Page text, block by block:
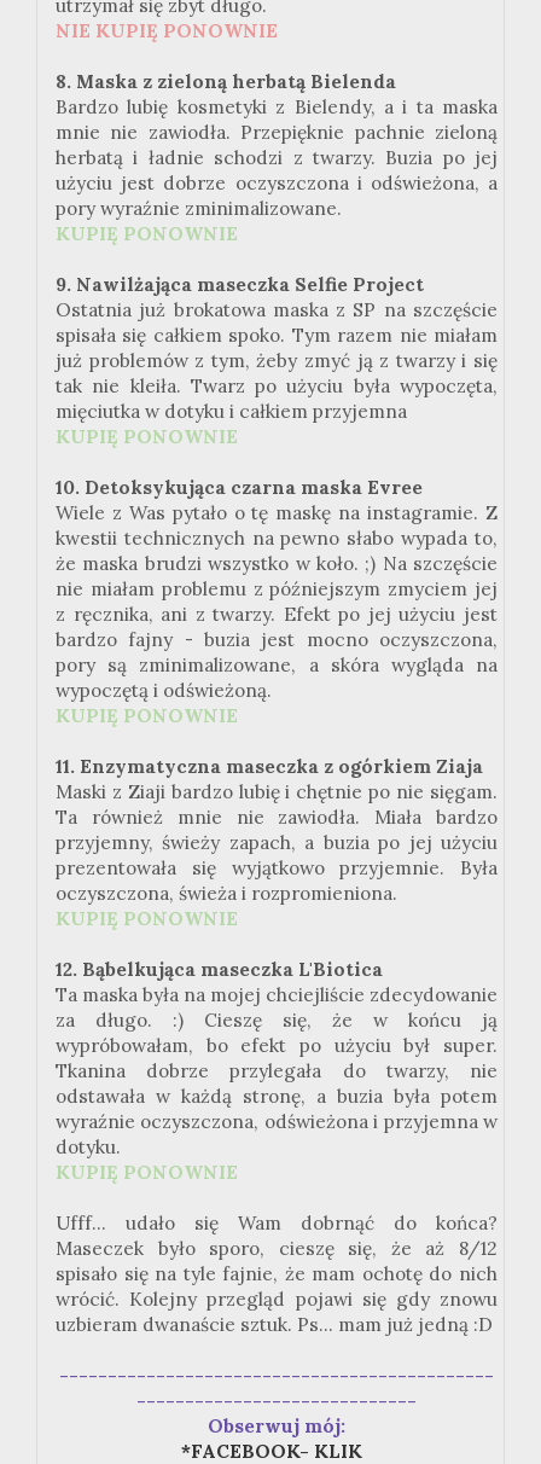
utrzymał się zbyt długo.
NIE KUPIĘ PONOWNIE
8. Maska z zieloną herbatą Bielenda
Bardzo lubię kosmetyki z Bielendy, a i ta maska
mnie nie zawiodła. Przepięknie pachnie zieloną
herbatą i ładnie schodzi z twarzy. Buzia po jej
użyciu jest dobrze oczyszczona i odświeżona, a
pory wyraźnie zminimalizowane.
KUPIĘ PONOWNIE
9. Nawilżająca maseczka Selfie Project
Ostatnia już brokatowa maska z SP na szczęście
spisała się całkiem spoko. Tym razem nie miałam
już problemów z tym, żeby zmyć ją z twarzy i się
tak nie kleiła. Twarz po użyciu była wypoczęta,
mięciutka w dotyku i całkiem przyjemna
KUPIĘ PONOWNIE
10. Detoksykująca czarna maska Evree
Wiele z Was pytało o tę maskę na instagramie. Z
kwestii technicznych na pewno słabo wypada to,
że maska brudzi wszystko w koło. ;) Na szczęście
nie miałam problemu z późniejszym zmyciem jej
z ręcznika, ani z twarzy. Efekt po jej użyciu jest
bardzo fajny - buzia jest mocno oczyszczona,
pory są zminimalizowane, a skóra wygląda na
wypoczętą i odświeżoną.
KUPIĘ PONOWNIE
11. Enzymatyczna maseczka z ogórkiem Ziaja
Maski z Ziaji bardzo lubię i chętnie po nie sięgam.
Ta również mnie nie zawiodła. Miała bardzo
przyjemny, świeży zapach, a buzia po jej użyciu
prezentowała się wyjątkowo przyjemnie. Była
oczyszczona, świeża i rozpromieniona.
KUPIĘ PONOWNIE
12. Bąbelkująca maseczka L'Biotica
Ta maska była na mojej chciejliście zdecydowanie
za długo. :) Cieszę się, że w końcu ją
wypróbowałam, bo efekt po użyciu był super.
Tkanina dobrze przylegała do twarzy, nie
odstawała w każdą stronę, a buzia była potem
wyraźnie oczyszczona, odświeżona i przyjemna w
dotyku.
KUPIĘ PONOWNIE
Ufff... udało się Wam dobrnąć do końca?
Maseczek było sporo, cieszę się, że aż 8/12
spisało się na tyle fajnie, że mam ochotę do nich
wrócić. Kolejny przegląd pojawi się gdy znowu
uzbieram dwanaście sztuk. Ps... mam już jedną :D
---------------------------------------------
-----------------------------
Obserwuj mój:
*FACEBOOK- KLIK